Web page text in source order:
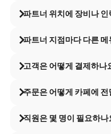
파트너 위치에 장비나
파트너 지점마다 다른
고객은 어떻게 결제하나
주문은 어떻게 카페에
직원은 몇 명이 필요하나